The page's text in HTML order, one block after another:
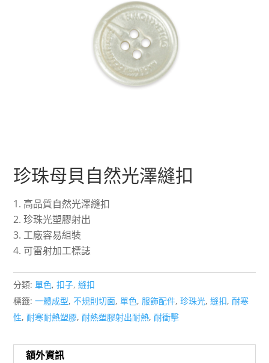
珍珠母貝自然光澤縫扣
高品質自然光澤縫扣
珍珠光塑膠射出
工廠容易組裝
可雷射加工標誌
分類:單色,扣子,縫扣
標籤:一體成型,不規則切面,單色, 服飾配件,珍珠光,縫扣,耐寒
性,耐寒耐熱塑膠,耐熱塑膠射出耐熱,耐衝擊
額外資訊